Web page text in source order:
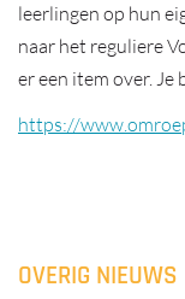
leerlingen op hun
naar het reguliere
er een item over.
https://
OVERIG NIEUWS